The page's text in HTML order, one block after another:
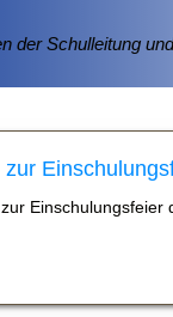
der Schulleitung
zur
Einschulungsfeier